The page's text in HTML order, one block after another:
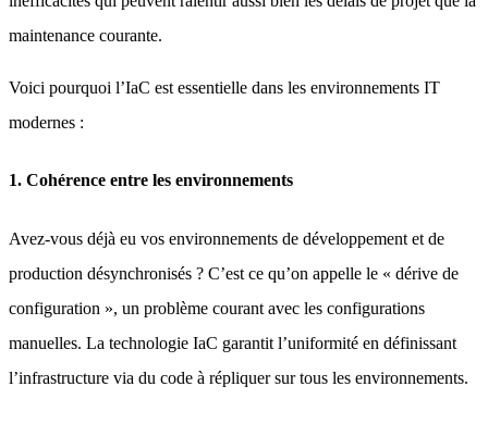
maintenance courante.
Voici pourquoi l’IaC est essentielle dans les environnements IT
modernes :
1. Cohérence entre les environnements
Avez-vous déjà eu vos environnements de développement et de
production désynchronisés ? C’est ce qu’on appelle le « dérive de
configuration », un problème courant avec les configurations
manuelles. La technologie IaC garantit l’uniformité en définissant
l’infrastructure via du code à répliquer sur tous les environnements.